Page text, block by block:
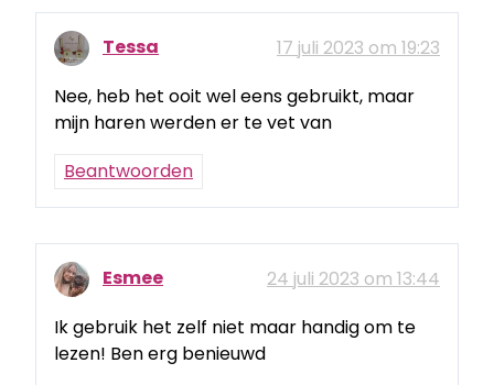
Tessa
17 juli 2023 om 19:23
Nee, heb het ooit wel eens gebruikt, maar
mijn haren werden er te vet van
Beantwoorden
Esmee
24 juli 2023 om 13:44
Ik gebruik het zelf niet maar handig om te
lezen! Ben erg benieuwd